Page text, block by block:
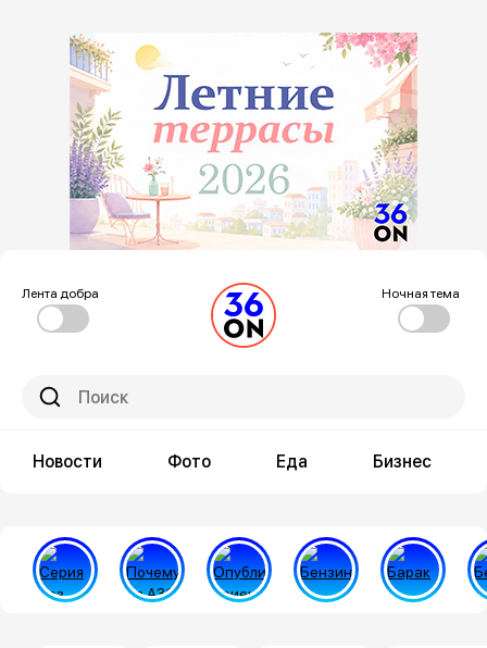
Лента добра Ночная тема
Новости Фото Еда Бизнес